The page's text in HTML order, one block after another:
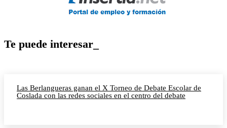
Te puede interesar_
Las Berlangueras ganan el X Torneo de Debate Escolar de
Coslada con las redes sociales en el centro del debate